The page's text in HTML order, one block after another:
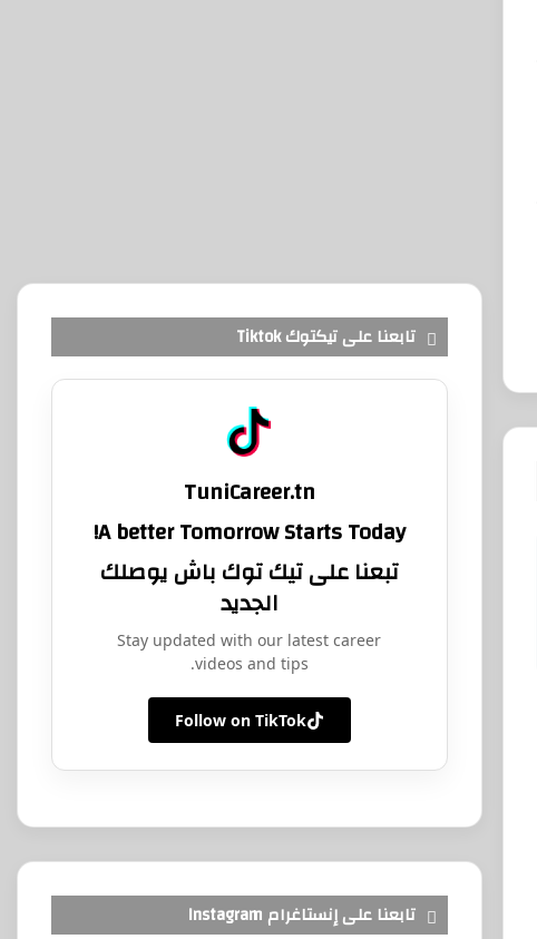
تابعنا على تيكتوك Tiktok
TuniCareer.tn
A better Tomorrow Starts Today!
تبعنا على تيك توك باش يوصلك
الجديد
Stay updated with our latest career
videos and tips.
Follow on TikTok
تابعنا على إنستاغرام Instagram